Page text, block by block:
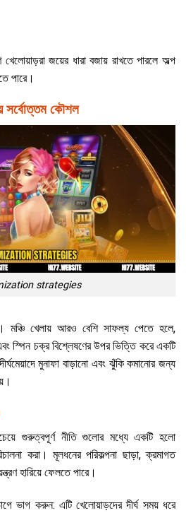
জয়ের ধারা বজায় রাখতে পারলে অল্প
পারে।
সর্বোত্তম কৌশল
strategies
মঞ্চি খেলায় আরও বেশি সাফল্য পেতে হলে,
স্পিন চক্র বিশ্লেষণের উপর ভিত্তি করে একটি
মুনাফা বাড়ানো এবং ঝুঁকি কমানোর জন্য
গুরুত্বপূর্ণ নীতি গুলোর মধ্যে একটি হলো
করা। মূলধনের পরিকল্পনা ছাড়া, ক্রমাগত
হারিয়ে ফেলতে পারে।
ভাগ করুন: এটি খেলোয়াড়দের দীর্ঘ সময় ধরে